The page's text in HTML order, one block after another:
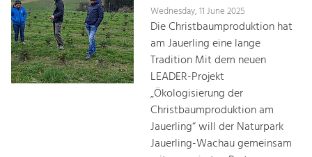
Social Affairs, Education
& Identity
Equality, Youth and Integration.
Climate Change, Public Transport and
Wednesday, 11 June 2025
Die Christbaumproduktion hat
am Jauerling eine lange
Tradition Mit dem neuen
LEADER-Projekt
„Ökologisierung der
Christbaumproduktion am
Jauerling“ will der Naturpark
Jauerling-Wachau gemeinsam